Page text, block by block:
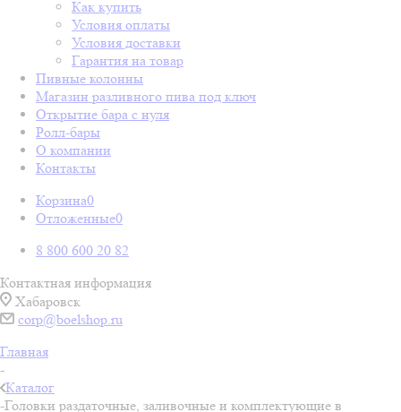
Как купить
Условия оплаты
Условия доставки
Гарантия на товар
Пивные колонны
Магазин разливного пива под ключ
Открытие бара с нуля
Ролл-бары
О компании
Контакты
Корзина0
Отложенные0
8 800 600 20 82
Контактная информация
Хабаровск
corp@boelshop.ru
Главная
-
Каталог
-Головки раздаточные, заливочные и комплектующие в